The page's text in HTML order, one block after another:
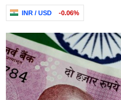
INR / USD -0.06%